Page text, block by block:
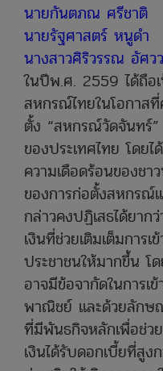
นายกันตภณ ศรีชาติ
นายรัฐศาสตร์ หนูดำ
นางสาวศิริวรรณ อัศว
ในปีพ.ศ. 2559 ได้ถือ
สหกรณ์ไทยในโอกาส
ตั้ง “สหกรณ์วัดจันทร์
ของประเทศไทย โดยไ
ความเดือดร้อนของชา
ของการก่อตั้งสหกรณ์
กล่าวคงปฏิเสธได้ยา
เงินที่ช่วยเติมเต็มการ
ประชาชนให้มากขึ้น โ
อาจมีข้อจากัดในการเ
พาณิชย์ และด้วยลักษ
ที่มีพันธกิจหลักเพื่อช่ว
เงินได้รับดอกเบี้ยที่สู